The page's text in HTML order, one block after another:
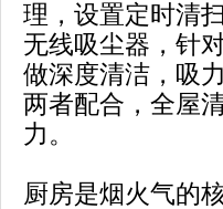
理，设置定时清
无线吸尘器，针
做深度清洁，吸
两者配合，全屋
力。
厨房是烟火气的